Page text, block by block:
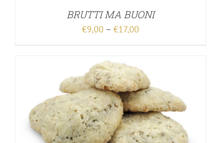
BRUTTI MA BUONI
€9,00 – €17,00